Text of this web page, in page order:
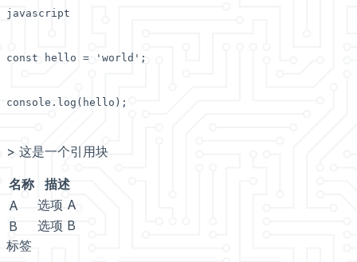
javascript
const hello = 'world';
console.log(hello);
> 这是一个引用块
名称
描述
A
选项 A
B
选项 B
标签